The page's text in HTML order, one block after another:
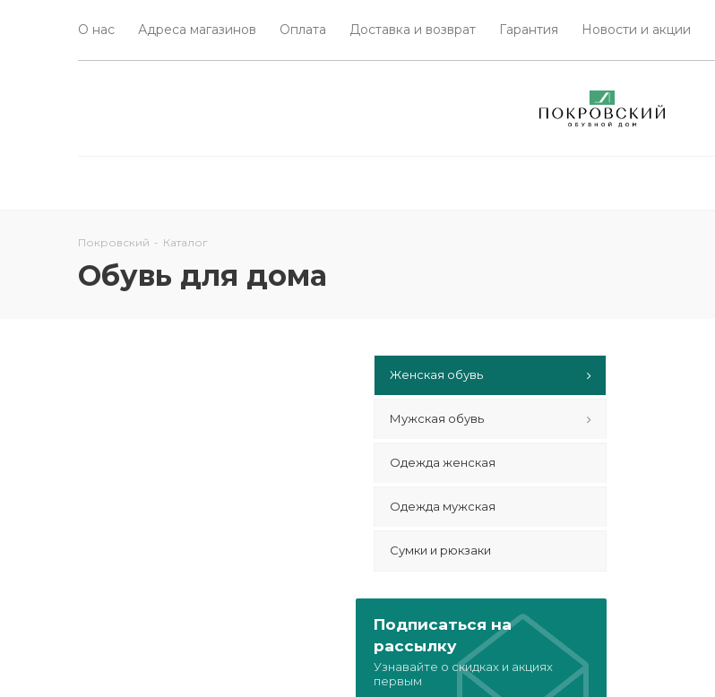
О нас Адреса магазинов Оплата Доставка и возврат Гарантия Новости и акции
Покровский - Каталог
Обувь для дома
Женская обувь
Мужская обувь
Одежда женская
Одежда мужская
Сумки и рюкзаки
Подписаться на
рассылку
Узнавайте о скидках и акциях
первым